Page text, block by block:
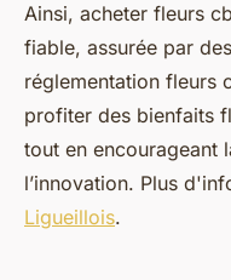
Ainsi, acheter fleurs
fiable, assurée par
réglementation fleurs
profiter des bienfaits
tout en encourageant
l’innovation. Plus
Ligueillois.